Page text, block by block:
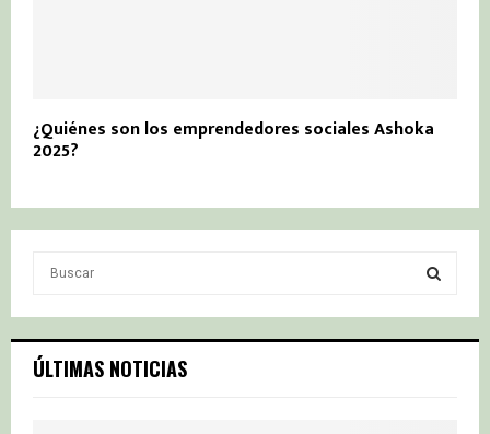
¿Quiénes son los emprendedores sociales Ashoka
2025?
c
h
S
ÚLTIMAS NOTICIAS